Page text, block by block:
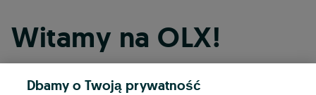
Witamy na OLX!
Kontynuuj przez Facebooka
Dbamy o Twoją prywatność